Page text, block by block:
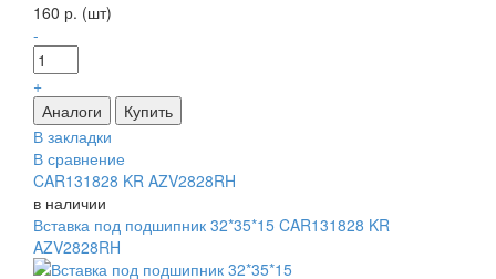
160 р. (шт)
-
+
В закладки
В сравнение
CAR131828 KR AZV2828RH
в наличии
Вставка под подшипник 32*35*15 CAR131828 KR
AZV2828RH